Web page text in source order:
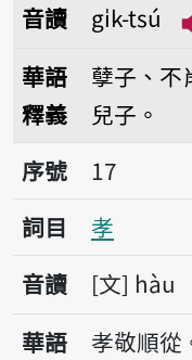
音讀
gi̍k-tsú
華語
釋義
孽子、不
兒子。
序號17孝
序號
17
詞目
孝
音讀
文 hàu
華語
孝敬順從